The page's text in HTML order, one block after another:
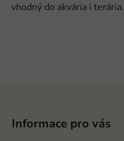
vhodný do akvária i terária.
Informace pro vás